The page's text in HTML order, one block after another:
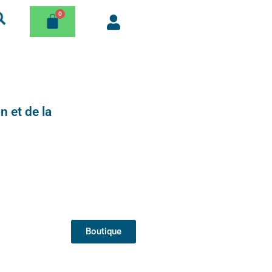
et de la
Boutique